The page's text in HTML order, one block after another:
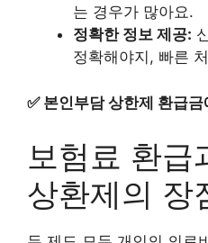
는 경우가 많아요.
정확한 정보 제공:
정확해야지, 빠른
✅ 본인부담 상한제 환급
보험료 환급
상환제의 장